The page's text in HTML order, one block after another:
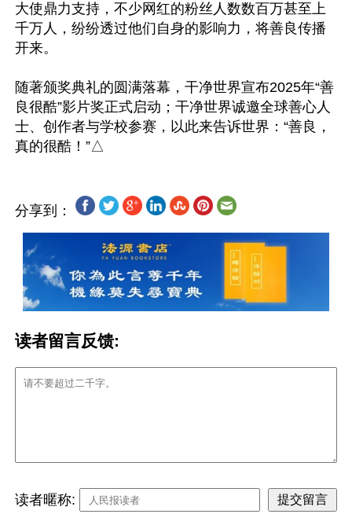
大使鼎力支持，不少网红的粉丝人数数百万甚至上
千万人，纷纷透过他们自身的影响力，将善良传播
开来。
随著颁奖典礼的圆满落幕，干净世界宣布2025年“善
良很酷”影片奖正式启动；干净世界诚邀全球善心人
士、创作者与学校参赛，以此来告诉世界：“善良，
分享到：
读者留言反馈:
读者暱称: